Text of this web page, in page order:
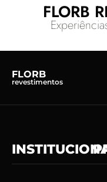
FLORB
FLORB
revestimentos